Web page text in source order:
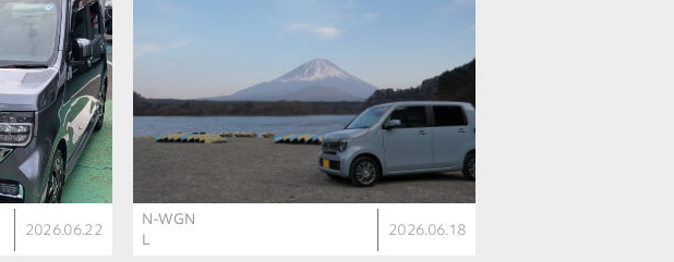
2026.06.22
N-WGN
2026.06.18